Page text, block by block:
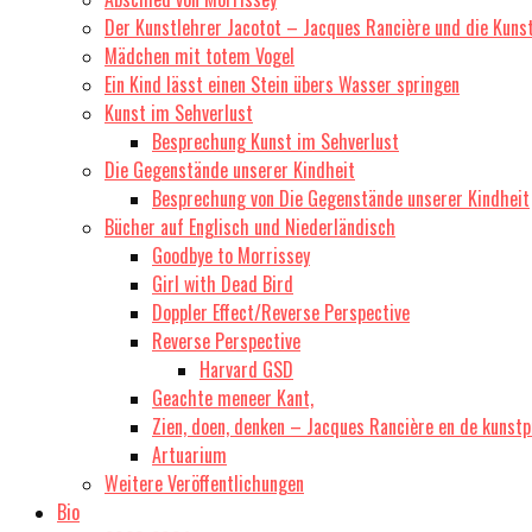
Der Kunstlehrer Jacotot – Jacques Rancière und die
Mädchen mit totem Vogel
Ein Kind lässt einen Stein übers Wasser springen
Kunst im Sehverlust
Besprechung Kunst im Sehverlust
Die Gegenstände unserer Kindheit
Besprechung von Die Gegenstände unserer Kindheit
Bücher auf Englisch und Niederländisch
Goodbye to Morrissey
Girl with Dead Bird
Doppler Effect/Reverse Perspective
Reverse Perspective
Harvard GSD
Geachte meneer Kant,
Zien, doen, denken – Jacques Rancière en de
Artuarium
Weitere Veröffentlichungen
Bio